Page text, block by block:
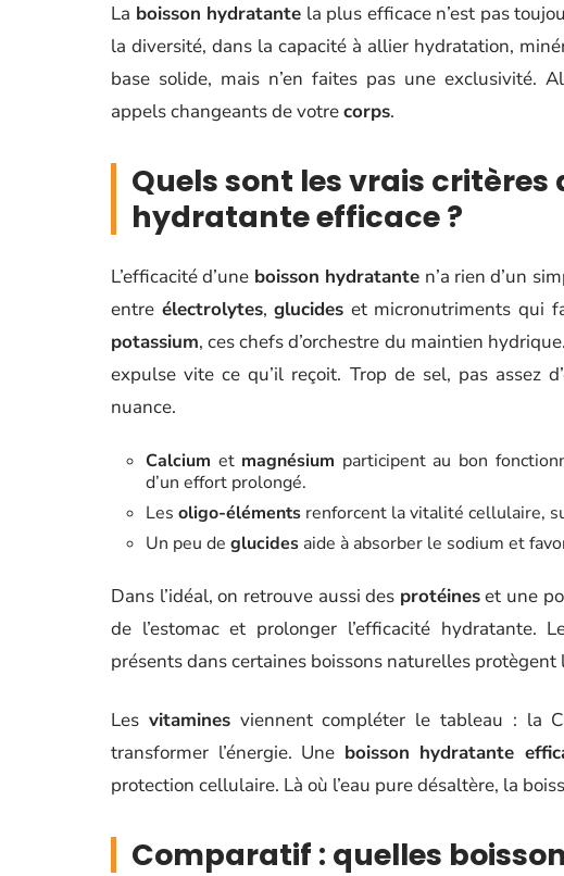
La boisson hydratante la plus efficace n’est pas
la diversité, dans la capacité à allier hydratation,
base solide, mais n’en faites pas une exclusivité.
appels changeants de votrecorps.
Quels sont les vrais critères
hydratante efficace ?
L’efficacité d’une boisson hydratante n’a rien d’un
entre électrolytes,glucides et micronutriments qui
potassium, ces chefs d’orchestre du maintien
expulse vite ce qu’il reçoit. Trop de sel, pas assez
nuance.
Calcium et magnésium participent au bon
d’un effort prolongé.
Les oligo-éléments renforcent la vitalité cellulaire,
Un peu de glucides aide à absorber le sodium et
Dans l’idéal, on retrouve aussi des protéineset une
de l’estomac et prolonger l’efficacité hydratante.
présents dans certaines boissons naturelles
Les vitaminesviennent compléter le tableau : la
transformer l’énergie. Une boisson hydratante
protection cellulaire. Là où l’eau pure désaltère, la
Comparatif : quelles